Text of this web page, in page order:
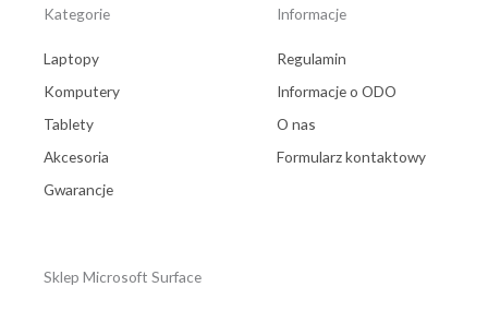
Kategorie
Laptopy
Komputery
Tablety
Akcesoria
Gwarancje
Informacje
Regulamin
Informacje o ODO
O nas
Formularz kontaktowy
Sklep Microsoft Surface